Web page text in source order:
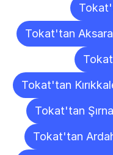
Tokat'tan
Tokat'tan
Tokat'tan
Tokat'tan